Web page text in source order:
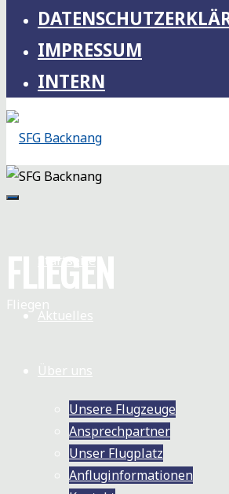
IMPRESSUM
INTERN
SFG
BACKNANG
BACKNANG
Startseite
Aktuelles
Über uns
Unsere Flugzeuge
Ansprechpartner
Unser Flugplatz
Anfluginformationen
FLIEGEN
Startseite
Fliegen